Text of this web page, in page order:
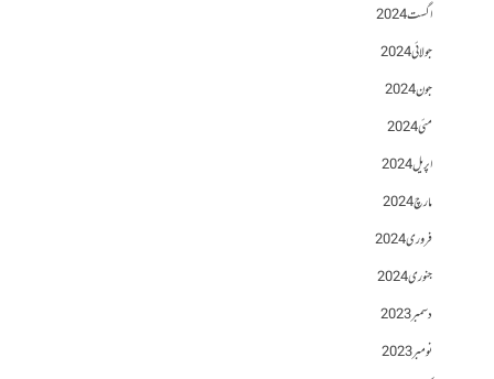
اگست 2024
جولائی 2024
جون 2024
مئی 2024
اپریل 2024
مارچ 2024
فروری 2024
جنوری 2024
دسمبر 2023
نومبر 2023